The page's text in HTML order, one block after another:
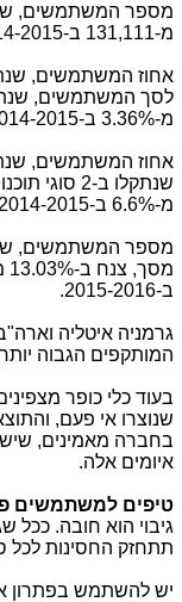
מ-131,111 ב-2014-2015 ל-
אחוז המשתמשים,
מ-3.36% ב-2014-2015 ל-4.34% ב-2015-2016.
אחוז המשתמשים,
מ-6.6% ב-2014-2015 ל-
מספר המשתמשים,
מסך, צנח ב-13.03% מ-
ב-2015-2016.
גרמניה איטליה
המותקפים הגבוה
בעוד כלי כופר
שנוצרו אי פעם,
בחברה מאמינים,
איומים אלה.
טיפים למשתמשים
גיבוי הוא חובה. ככל
תתחזק החסינות לכל
יש להשתמש בפתרון